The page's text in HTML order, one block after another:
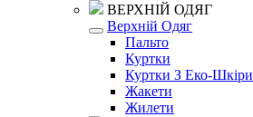
ВЕРХНІЙ ОДЯГ
Верхній Одяг
Пальто
Куртки
Куртки З Еко-Шкіри
Жакети
Жилети